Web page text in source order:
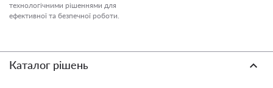
технологічними рішеннями для
ефективної та безпечної роботи.
Каталог рішень